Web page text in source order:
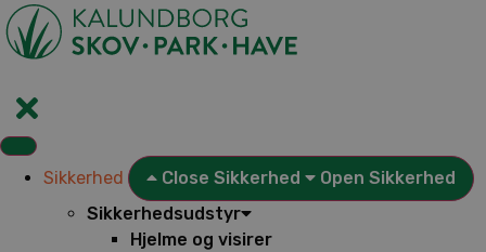
Videre
til
indhold
Sikkerhed Close Sikkerhed
Open Sikkerhed
Sikkerhedsudstyr
Hjelme og visirer